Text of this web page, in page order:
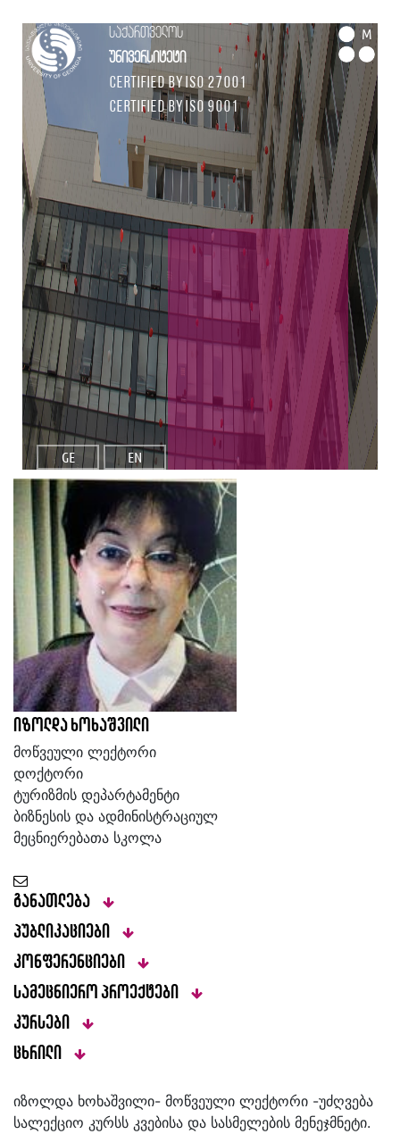
საქართველოს
უნივერსიტეტი
Certified by ISO 27001
Certified by ISO 9001
M
GE EN
იზოლდა ხოხაშვილი
მოწვეული ლექტორი
დოქტორი
ტურიზმის დეპარტამენტი
ბიზნესის და ადმინისტრაციულ
მეცნიერებათა სკოლა
განათლება
პუბლიკაციები
კონფერენციები
სამეცნიერო პროექტები
კურსები
ცხრილი
იზოლდა ხოხაშვილი- მოწვეული ლექტორი -უძღვება
სალექციო კურსს კვებისა და სასმელების მენეჯმნეტი.